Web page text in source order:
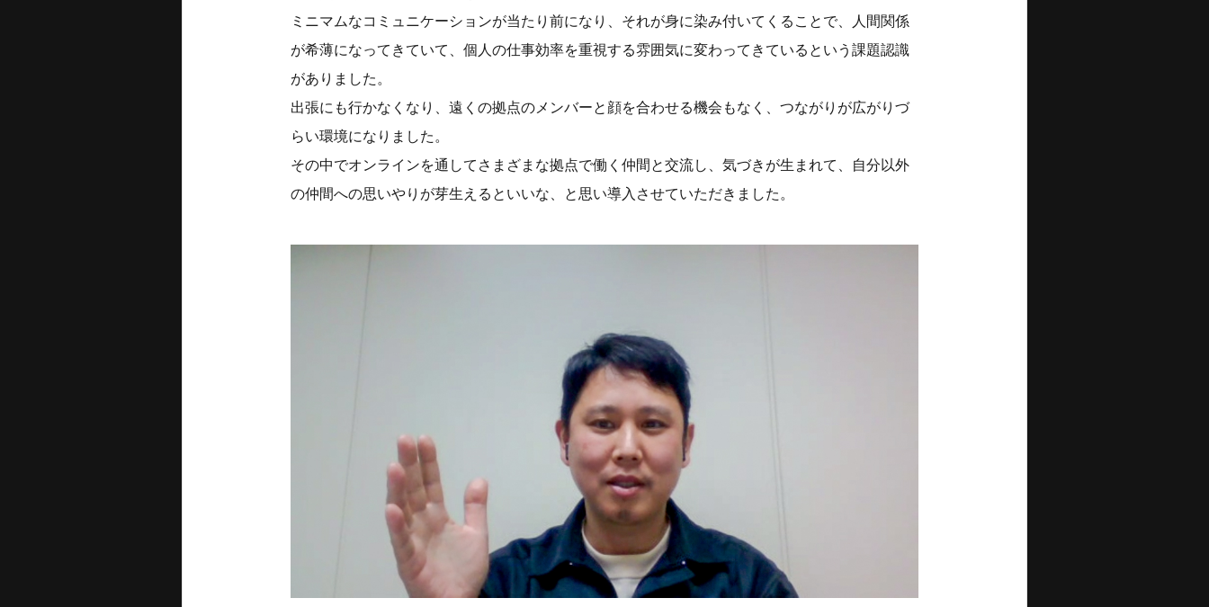
ミニマムなコミュニケーションが当たり前になり、それが身に染み付いてくることで、人間関係
が希薄になってきていて、個人の仕事効率を重視する雰囲気に変わってきているという課題認識
がありました。
出張にも行かなくなり、遠くの拠点のメンバーと顔を合わせる機会もなく、つながりが広がりづ
らい環境になりました。
その中でオンラインを通してさまざまな拠点で働く仲間と交流し、気づきが生まれて、自分以外
の仲間への思いやりが芽生えるといいな、と思い導入させていただきました。